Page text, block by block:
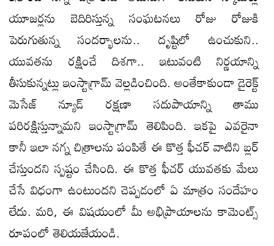
యూజర్లను బెదిరిస్తున్న సంఘటనలు రోజు రోజుకి
పెరుగుతున్న సందర్భాలను.. దృష్టిలో ఉంచుకుని..
యువతను రక్షించే దిశగా.. ఇటువంటి నిర్ణయాన్ని
తీసుకున్నట్లు ఇంస్టాగ్రామ్ వెల్లడించింది. అంతేకాకుండా డైరెక్ట్
మెసేజ్ న్యూడ్ రక్షణా సదుపాయాన్ని తాము
పరిరక్షిస్తున్నామని ఇంస్టాగ్రామ్ తెలిపింది. ఇకపై ఎవరైనా
కానీ ఇలా నగ్న చిత్రాలను పంపితే ఈ కొత్త ఫీచర్ వాటిని బ్లర్
చేస్తుందని స్పష్టం చేసింది. ఈ కొత్త ఫీచర్ యువతకు మేలు
చేసే విధంగా ఉంటుందని చెప్పడంలో ఏ మాత్రం సందేహం
లేదు. మరి, ఈ విషయంలో మీ అభిప్రాయాలను కామెంట్స్
రూపంలో తెలియజేయండి.